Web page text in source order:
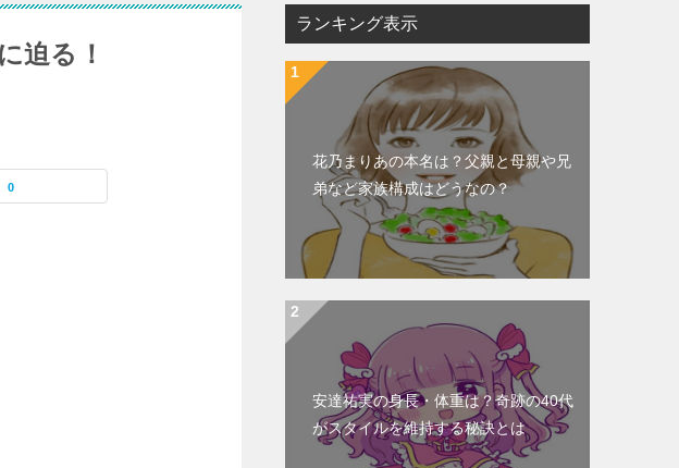
迫る！
0
ランキング表示
花乃まりあの本名は？父親と母親や兄
弟など家族構成はどうなの？
安達祐実の身長・体重は？奇跡の40代
がスタイルを維持する秘訣とは